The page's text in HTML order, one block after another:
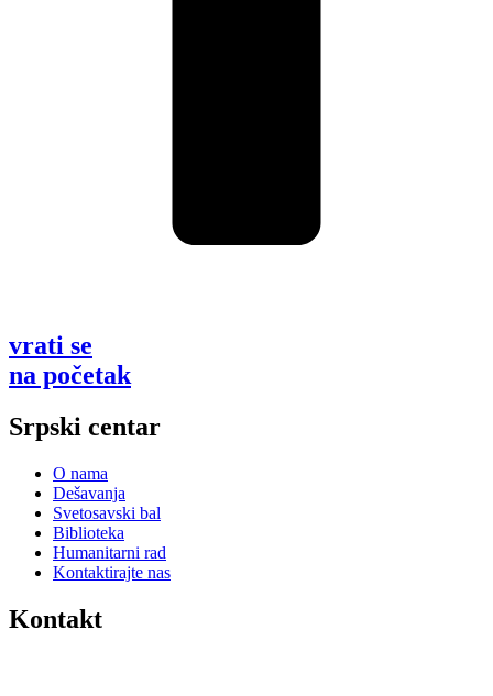
vrati se
na početak
Srpski centar
O nama
Dešavanja
Svetosavski bal
Biblioteka
Humanitarni rad
Kontaktirajte nas
Kontakt